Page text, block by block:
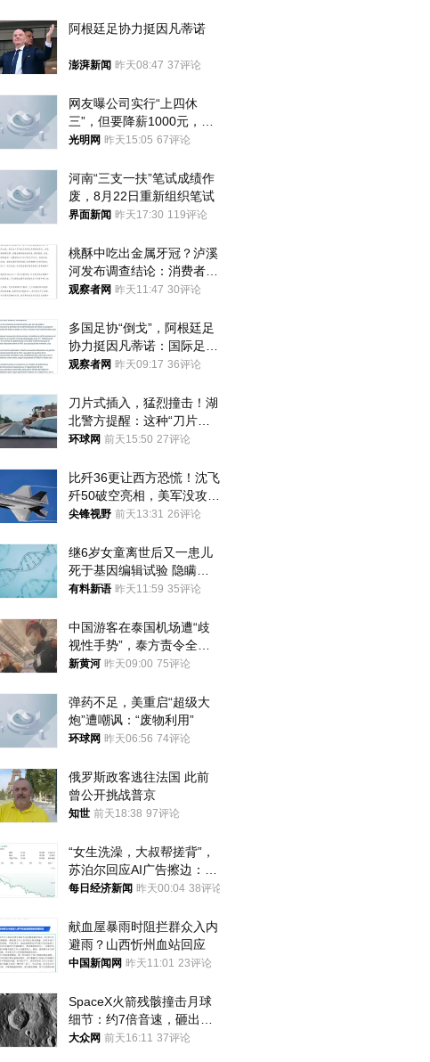
阿根廷足协力挺因凡蒂诺
澎湃新闻 昨天08:47 37评论
网友曝公司实行“上四休
三”，但要降薪1000元，不
接受只能辞职
光明网 昨天15:05 67评论
河南“三支一扶”笔试成绩作
废，8月22日重新组织笔试
界面新闻 昨天17:30 119评论
桃酥中吃出金属牙冠？泸溪
河发布调查结论：消费者已
澄清，所发视频情况不属实
观察者网 昨天11:47 30评论
多国足协“倒戈”，阿根廷足
协力挺因凡蒂诺：国际足联
今后应继续在其领导下前行
观察者网 昨天09:17 36评论
刀片式插入，猛烈撞击！湖
北警方提醒：这种“刀片超
车”，太危险了
环球网 前天15:50 27评论
比歼36更让西方恐慌！沈飞
歼50破空亮相，美军没攻克
的技术被拿下
尖锋视野 前天13:31 26评论
继6岁女童离世后又一患儿
死于基因编辑试验 隐瞒一
年才对外披露
有料新语 昨天11:59 35评论
中国游客在泰国机场遭“歧
视性手势”，泰方责令全面
调查，对责任人采取最严厉
新黄河 昨天09:00 75评论
弹药不足，美重启“超级大
炮”遭嘲讽：“废物利用”
环球网 昨天06:56 74评论
俄罗斯政客逃往法国 此前
曾公开挑战普京
知世 前天18:38 97评论
“女生洗澡，大叔帮搓背”，
苏泊尔回应AI广告擦边：视
频全下架，已强化内容管理
每日经济新闻 昨天00:04 38评论
献血屋暴雨时阻拦群众入内
避雨？山西忻州血站回应
中国新闻网 昨天11:01 23评论
SpaceX火箭残骸撞击月球
细节：约7倍音速，砸出直
径约30米撞击坑
大众网 前天16:11 37评论